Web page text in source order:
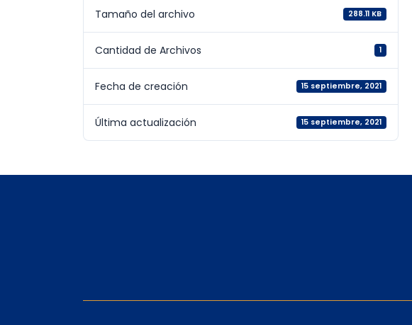
Tamaño del archivo 288.11 KB
Cantidad de Archivos 1
Fecha de creación 15 septiembre, 2021
Última actualización 15 septiembre, 2021